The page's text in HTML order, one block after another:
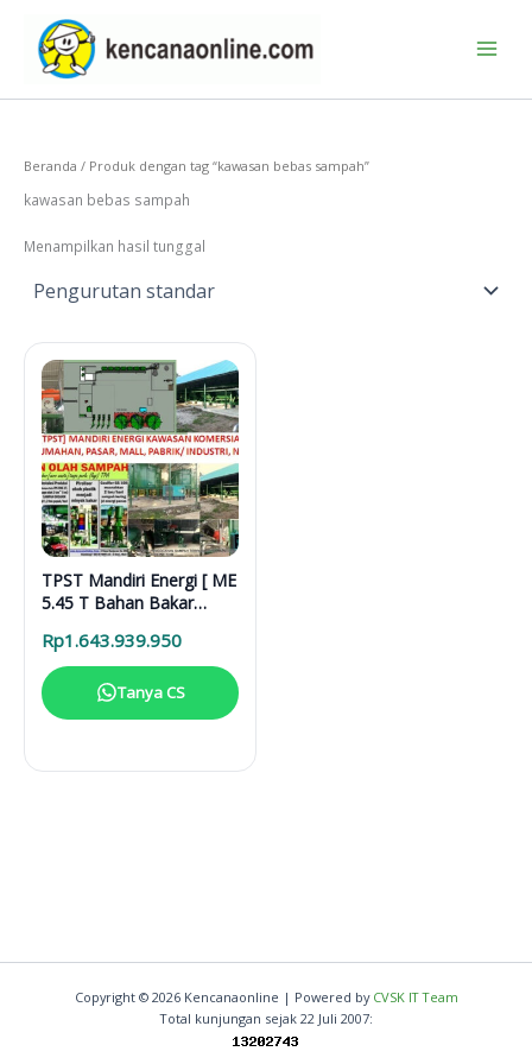
konten
Beranda / Produk dengan tag “kawasan bebas sampah”
kawasan bebas sampah
Menampilkan hasil tunggal
TPST Mandiri Energi [ ME
5.45 T Bahan Bakar
Rp1.643.939.950
Tanya CS
Copyright © 2026 Kencanaonline | Powered by CVSK IT Team
Total kunjungan sejak 22 Juli 2007: